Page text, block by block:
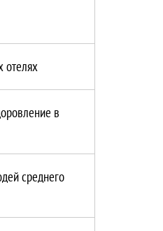
в
среднего